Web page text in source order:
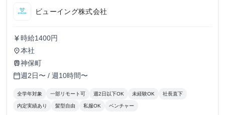
ビューイング株式会社
currency_yen 時給1400円
place本社
train神保町
calendar_today週2日〜 / 週10時間〜
全学年対象 一部リモート可 週2日以下OK 未経験OK 社長直下
内定実績あり 髪型自由 私服OK ベンチャー